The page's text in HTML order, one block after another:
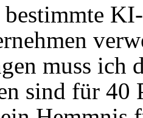
muss
sind für 40